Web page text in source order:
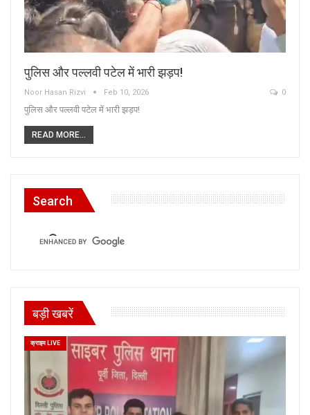
पुलिस और पल्लवी पटेल में भारी झड़प!
Noor Hasan Rizvi Feb 10, 2026 0
पुलिस और पल्लवी पटेल में भारी झड़प!
READ MORE...
Search
बड़ी खबरें
क्राइम LIVE